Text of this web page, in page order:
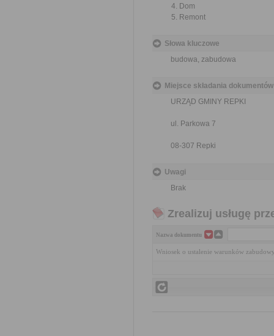
Dom
Remont
Słowa kluczowe
budowa, zabudowa
Miejsce składania dokumentów
URZĄD GMINY REPKI
ul. Parkowa 7
08-307 Repki
Uwagi
Brak
Zrealizuj usługę
Nazwa dokumentu
Wniosek o ustalenie warunków